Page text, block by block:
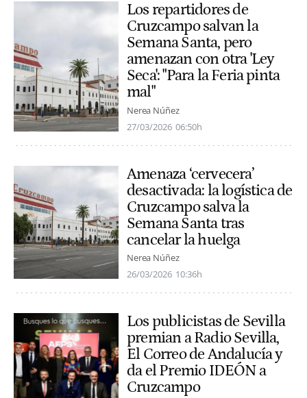
Los repartidores de
Cruzcampo salvan la
Semana Santa, pero
amenazan con otra 'Ley
Seca': "Para la Feria pinta
mal"
Nerea Núñez
27/03/2026 06:50h
Amenaza ‘cervecera’
desactivada: la logística de
Cruzcampo salva la
Semana Santa tras
cancelar la huelga
Nerea Núñez
26/03/2026 10:36h
Los publicistas de Sevilla
premian a Radio Sevilla,
El Correo de Andalucía y
da el Premio IDEÓN a
Cruzcampo